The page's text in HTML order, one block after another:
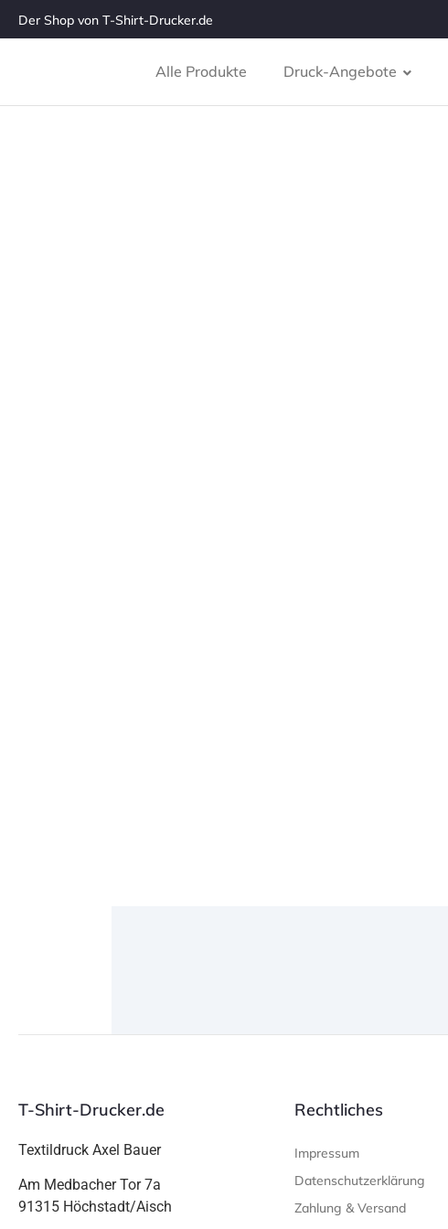
Der Shop von T-Shirt-Drucker.de
Alle Produkte Druck-Angebote
T-Shirt-Drucker.de
Textildruck Axel Bauer
Am Medbacher Tor 7a
91315 Höchstadt/Aisch
Rechtliches
Impressum
Datenschutzerklärung
Zahlung & Versand